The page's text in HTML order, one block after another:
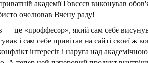
академії Говсєєв виконував
очолював Вчену раду!
— це «проффесор», який сам себе
і сам себе привітав на сайті своєї ж
інтересів і наруга над академічною